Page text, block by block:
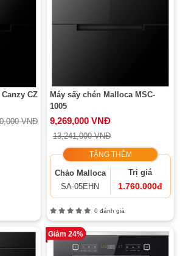
CZ
VNĐ
Máy sấy chén Malloca MSC-
1005
9,269,000 VNĐ
13,241,000 VNĐ
TẶNG THÊM
Chảo Malloca
SA-05EHN
Trị giá
1.760.000đ
0 đánh giá
Giảm 24%